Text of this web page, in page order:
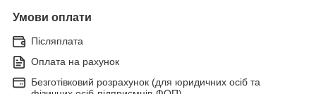
Умови оплати
Післяплата
Оплата на рахунок
Безготівковий розрахунок (для юридичних осіб та